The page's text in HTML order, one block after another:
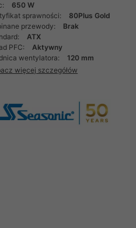
650 W
sprawności:
80Plus Gold
przewody:
Brak
ATX
PFC:
Aktywny
wentylatora:
120 mm
więcej szczegółów